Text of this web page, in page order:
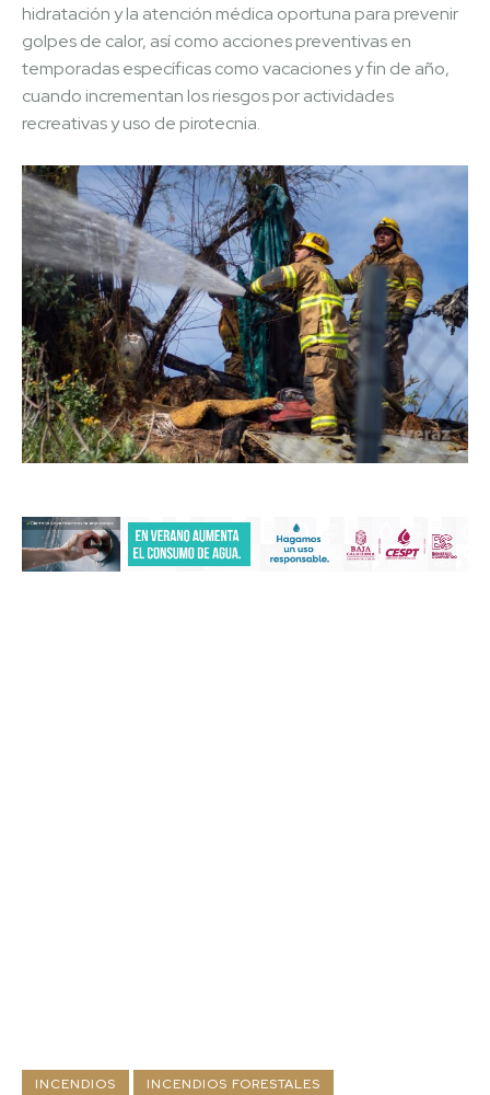
hidratación y la atención médica oportuna para prevenir
golpes de calor, así como acciones preventivas en
temporadas específicas como vacaciones y fin de año,
cuando incrementan los riesgos por actividades
recreativas y uso de pirotecnia.
INCENDIOS
INCENDIOS FORESTALES